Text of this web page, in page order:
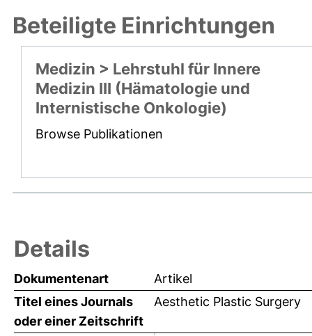
Beteiligte Einrichtungen
Medizin > Lehrstuhl für Innere
Medizin III (Hämatologie und
Internistische Onkologie)
Browse Publikationen
Details
Dokumentenart
Artikel
Titel eines Journals
oder einer Zeitschrift
Aesthetic Plastic Surgery